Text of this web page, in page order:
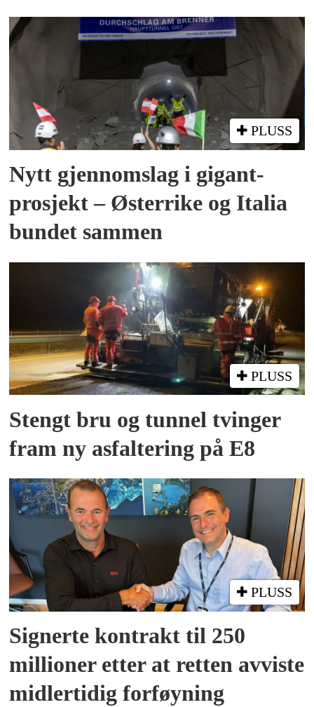
PLUSS
Nytt gjennomslag i gigant­
prosjekt – Østerrike og Italia
bundet sammen
PLUSS
Stengt bru og tunnel tvinger
fram ny asfaltering på E8
PLUSS
Signerte kontrakt til 250
millioner etter at retten avviste
midlertidig forføyning